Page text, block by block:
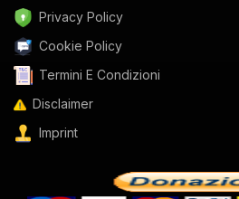
Privacy Policy
Cookie Policy
Termini E Condizioni
Disclaimer
Imprint